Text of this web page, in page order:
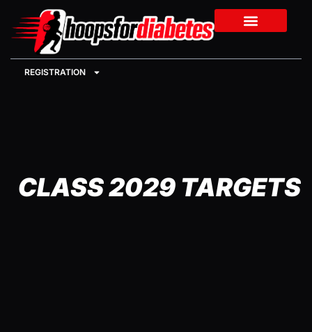
REGISTRATION
CLASS 2029 TARGETS